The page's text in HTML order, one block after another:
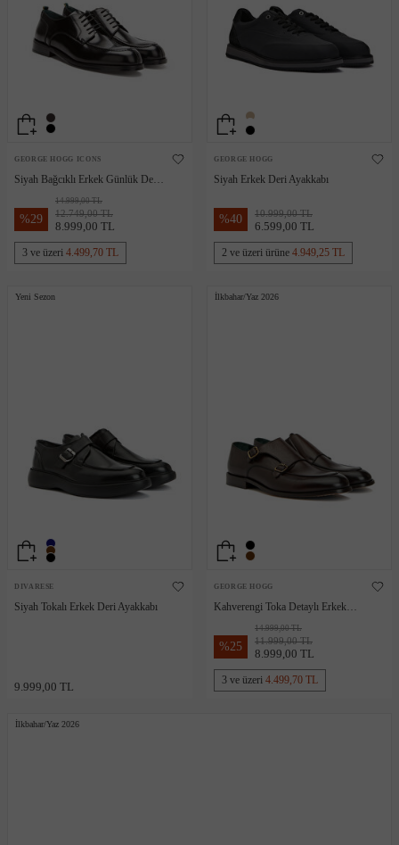
GEORGE HOGG ICONS
Siyah Bağcıklı Erkek Günlük Deri
%29
14.999,00 TL
12.749,00 TL
8.999,00 TL
3 ve üzeri 4.499,70 TL
GEORGE HOGG
Siyah Erkek Deri Ayakkabı
%40 10.999,00 TL
6.599,00 TL
2 ve üzeri ürüne 4.949,25 TL
Yeni Sezon
DIVARESE
Siyah Tokalı Erkek Deri Ayakkabı
9.999,00 TL
İlkbahar/Yaz 2026
GEORGE HOGG
Kahverengi Toka Detaylı Erkek
Deri Ayakkabı
%25
14.999,00 TL
11.999,00 TL
8.999,00 TL
3 ve üzeri 4.499,70 TL
İlkbahar/Yaz 2026